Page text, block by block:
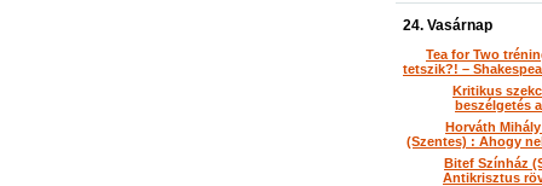
24. Vasárnap
Tea for Two
tetszik?! –
Kritikus
beszélgetés
Horváth
(Szentes) : Ahogy
Bitef Színház
Antikrisztus